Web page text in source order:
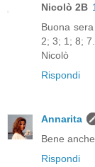
Nicolò 2B
Buona
2; 3; 1; 8; 7.
Nicolò
Rispondi
Annarita
Bene
Rispondi